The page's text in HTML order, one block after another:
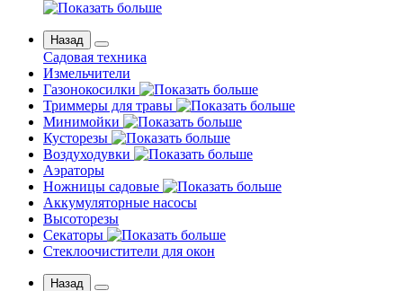
Назад
Садовая техника
Измельчители
Газонокосилки
Триммеры для травы
Минимойки
Кусторезы
Воздуходувки
Аэраторы
Ножницы садовые
Аккумуляторные насосы
Высоторезы
Секаторы
Стеклоочистители для окон
Назад